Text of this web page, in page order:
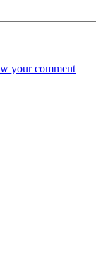
your comment